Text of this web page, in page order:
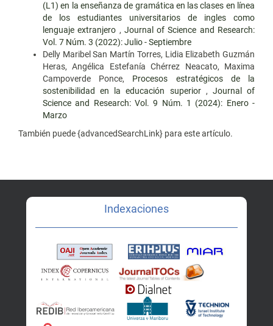
(L1) en la enseñanza de gramática en las clases en línea
de los estudiantes universitarios de ingles como
lenguaje extranjero , Journal of Science and Research:
Vol. 7 Núm. 3 (2022): Julio - Septiembre
Delly Maribel San Martín Torres, Lidia Elizabeth Guzmán
Heras, Angélica Estefanía Chérrez Neacato, Maxima
Campoverde Ponce, Procesos estratégicos de la
sostenibilidad en la educación superior , Journal of
Science and Research: Vol. 9 Núm. 1 (2024): Enero -
Marzo
También puede {advancedSearchLink} para este artículo.
Indexaciones